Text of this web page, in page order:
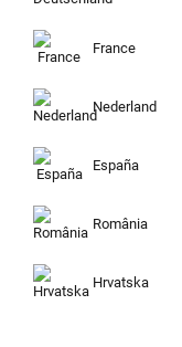
France
Nederland
España
România
Hrvatska